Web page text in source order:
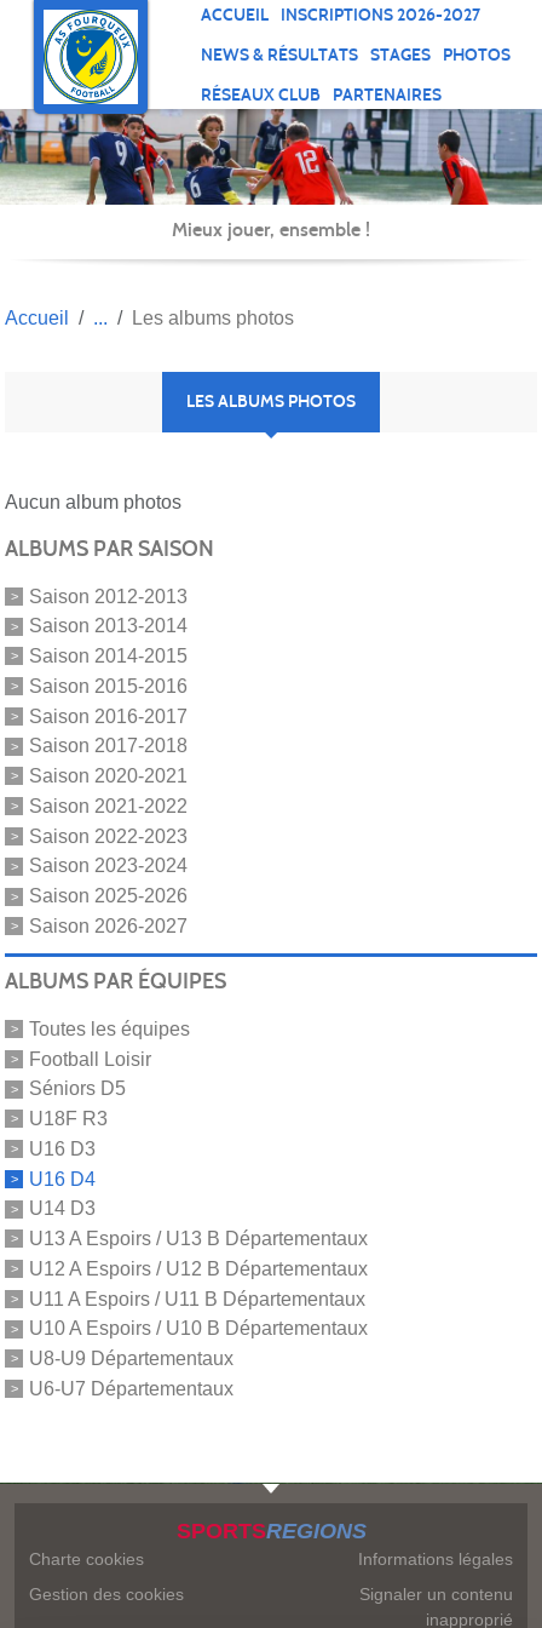
ACCUEIL
INSCRIPTIONS 2026-2027
NEWS & RÉSULTATS
STAGES
PHOTOS
RÉSEAUX CLUB
PARTENAIRES
Mieux jouer, ensemble !
Accueil Les albums photos
LES ALBUMS PHOTOS
Aucun album photos
ALBUMS PAR SAISON
Saison 2012-2013
Saison 2013-2014
Saison 2014-2015
Saison 2015-2016
Saison 2016-2017
Saison 2017-2018
Saison 2020-2021
Saison 2021-2022
Saison 2022-2023
Saison 2023-2024
Saison 2025-2026
Saison 2026-2027
ALBUMS PAR ÉQUIPES
Toutes les équipes
Football Loisir
Séniors D5
U18F R3
U16 D3
U16 D4
U14 D3
U13 A Espoirs / U13 B Départementaux
U12 A Espoirs / U12 B Départementaux
U11 A Espoirs / U11 B Départementaux
U10 A Espoirs / U10 B Départementaux
U8-U9 Départementaux
U6-U7 Départementaux
SPORTSREGIONS
Charte cookies
Gestion des cookies
Informations légales
Signaler un contenu
inapproprié
Panneau de gestion des cookies